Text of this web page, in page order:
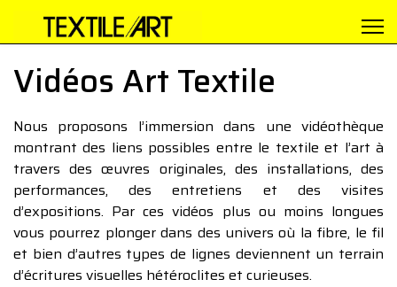
Vidéos Art Textile
Nous proposons l’immersion dans une vidéothèque
montrant des liens possibles entre le textile et l’art à
travers des œuvres originales, des installations, des
performances, des entretiens et des visites
d’expositions. Par ces vidéos plus ou moins longues
vous pourrez plonger dans des univers où la fibre, le fil
et bien d’autres types de lignes deviennent un terrain
d’écritures visuelles hétéroclites et curieuses.